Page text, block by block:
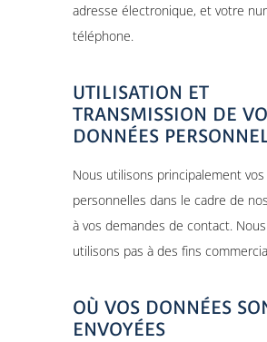
adresse électronique, et votre
téléphone.
UTILISATION ET
TRANSMISSION DE
DONNÉES
Nous utilisons principalement
personnelles dans le cadre de
à vos demandes de contact.
utilisons pas à des fins
OÙ VOS DONNÉES
ENVOYÉES